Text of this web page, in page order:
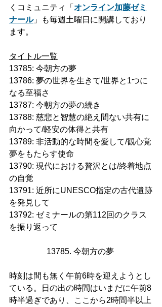
くコミュニティ「 オンライン加藤ゼミ
ナール」も毎週土曜日に開講しており
ます。
タイトル一覧
13785: 今朝方の夢
13786: 夢の世界を生きて/世界と1つに
なる至福さ
13787: 今朝方の夢の続き
13788: 慈悲と智慧の絶え間ない共有に
向かって/軽安の体得と共有
13789: 非活動的な時間を愛して/観心覚
夢をもたらす使命
13790: 現代における贅沢とは/終着地点
の自覚
13791: 近所にUNESCO指定の古代遺跡
を発見して
13792: ゼミナールの第112回のクラス
を振り返って
13785. 今朝方の夢
時刻は間も無く午前6時を迎えようとし
ている。日の出の時間はいまだに午前8
時半過ぎであり、ここから2時間半以上